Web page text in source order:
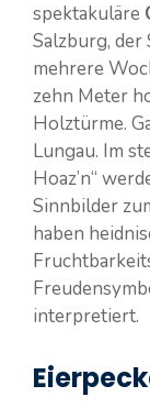
spektakuläre
Salzburg, der
mehrere
zehn Meter
Holztürme.
Lungau. Im
Hoaz’n“
Sinnbilder
haben
interpretiert.